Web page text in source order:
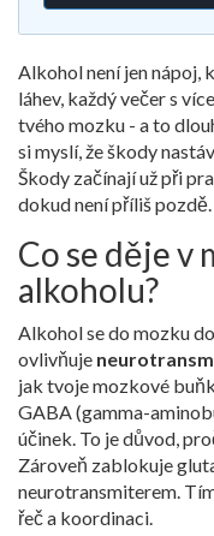
Alkohol není jen nápoj,
láhev, každý večer s
tvého mozku - a to
si myslí, že škody
Škody začínají už při
dokud není příliš pozdě.
Co se děje v
alkoholu?
Alkohol se do mozku
ovlivňuje
jak tvoje mozkové
GABA (gamma-
účinek. To je důvod,
Zároveň zablokuje
neurotransmiterem.
řeč a koordinaci.